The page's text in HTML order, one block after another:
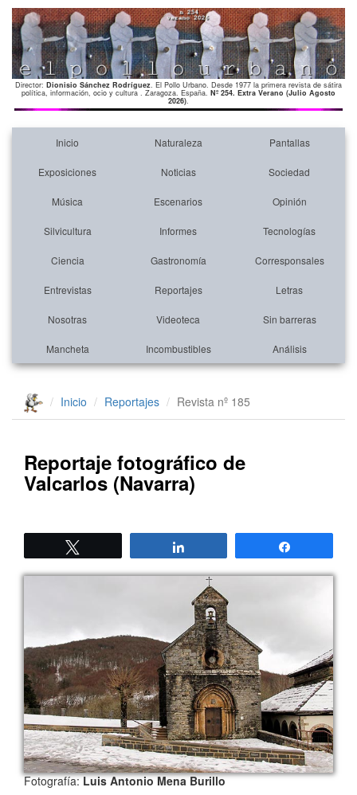
Director: Dionisio Sánchez Rodríguez. El Pollo Urbano. Desde 1977 la primera revista de sátira
política, información, ocio y cultura . Zaragoza. España. Nº 254. Extra Verano (Julio Agosto
2026).
Inicio Naturaleza Pantallas
Exposiciones Noticias Sociedad
Música Escenarios Opinión
Silvicultura Informes Tecnologías
Ciencia Gastronomía Corresponsales
Entrevistas Reportajes Letras
Nosotras Videoteca Sin barreras
Mancheta Incombustibles Análisis
Inicio Reportajes Revista nº 185
Reportaje fotográfico de
Valcarlos (Navarra)
Fotografía:Luis Antonio Mena Burillo